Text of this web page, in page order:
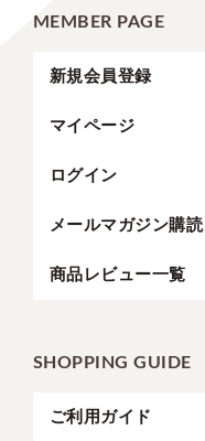
MEMBER PAGE
新規会員登録
マイページ
ログイン
メールマガジン購読
商品レビュー一覧
SHOPPING GUIDE
ご利用ガイド